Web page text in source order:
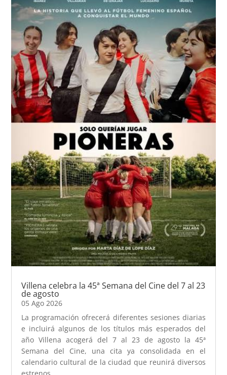
Villena celebra la 45ª Semana del Cine del 7 al 23
de agosto
05 Ago 2026
La programación ofrecerá diferentes sesiones diarias
e incluirá algunos de los títulos más esperados del
año Villena acogerá del 7 al 23 de agosto la 45ª
Semana del Cine, una cita ya consolidada en el
calendario cultural de la ciudad que reunirá diversos